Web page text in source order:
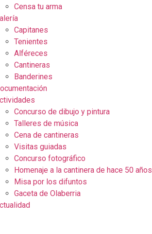
Censa tu arma
Capitanes
Tenientes
Alféreces
Cantineras
Banderines
Concurso de dibujo y pintura
Talleres de música
Cena de cantineras
Visitas guiadas
Concurso fotográfico
Homenaje a la cantinera de hace 50 años
Misa por los difuntos
Gaceta de Olaberria